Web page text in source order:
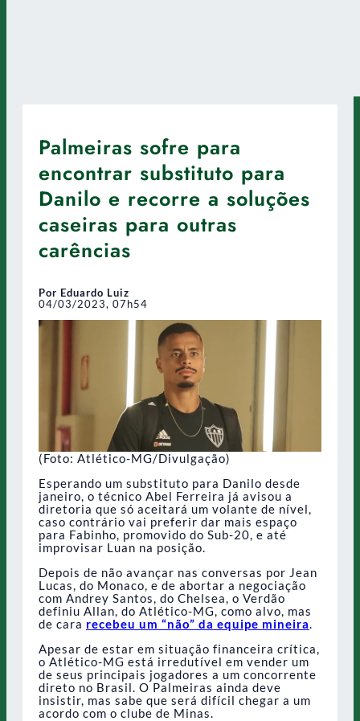
Palmeiras sofre para
encontrar substituto para
Danilo e recorre a soluções
caseiras para outras
carências
Por Eduardo Luiz
04/03/2023, 07h54
(Foto: Atlético-MG/Divulgação)
Esperando um substituto para Danilo desde
janeiro, o técnico Abel Ferreira já avisou a
diretoria que só aceitará um volante de nível,
caso contrário vai preferir dar mais espaço
para Fabinho, promovido do Sub-20, e até
improvisar Luan na posição.
Depois de não avançar nas conversas por Jean
Lucas, do Monaco, e de abortar a negociação
com Andrey Santos, do Chelsea, o Verdão
definiu Allan, do Atlético-MG, como alvo, mas
de cara recebeu um “não” da equipe mineira.
Apesar de estar em situação financeira crítica,
o Atlético-MG está irredutível em vender um
de seus principais jogadores a um concorrente
direto no Brasil. O Palmeiras ainda deve
insistir, mas sabe que será difícil chegar a um
acordo com o clube de Minas.